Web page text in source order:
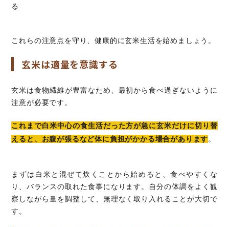
る
これらの注意点を守り、健康的に玄米生活を始めましょう。
玄米は適量を意識する
玄米は食物繊維が豊富なため、最初から食べ過ぎないように
注意が必要です。
これまで白米中心の食生活だった方が急に玄米だけに切り替
えると、お腹が張るなど体に負担がかかる場合があります。
まずは白米と混ぜて炊くことから始めると、食べやすくな
り、バランスの取れた食事になります。自分の体調をよく観
察しながら量を調整して、無理なく取り入れることが大切で
す。